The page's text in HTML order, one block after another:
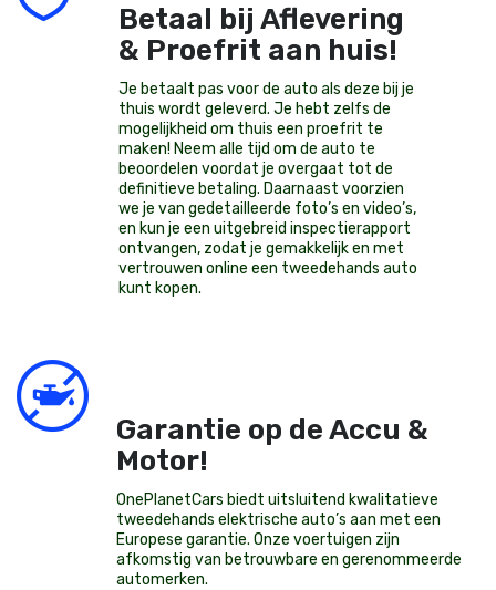
Betaal bij Aflevering
& Proefrit aan huis!
Je betaalt pas voor de auto als deze bij je
thuis wordt geleverd. Je hebt zelfs de
mogelijkheid om thuis een proefrit te
maken! Neem alle tijd om de auto te
beoordelen voordat je overgaat tot de
definitieve betaling. Daarnaast voorzien
we je van gedetailleerde foto’s en video’s,
en kun je een uitgebreid inspectierapport
ontvangen, zodat je gemakkelijk en met
vertrouwen online een tweedehands auto
kunt kopen.
Garantie op de Accu &
Motor!
OnePlanetCars biedt uitsluitend kwalitatieve
tweedehands elektrische auto’s aan met een
Europese garantie. Onze voertuigen zijn
afkomstig van betrouwbare en gerenommeerde
automerken.